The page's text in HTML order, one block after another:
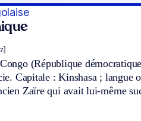
(République
Capitale : Kinshasa ;
Zaïre qui avait lui-même